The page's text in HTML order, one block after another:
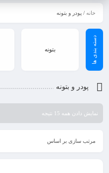
خانه / پودر و بتونه
بتونه
پودر و بتونه
نمایش دادن همه 15 نتیجه
مرتب سازی بر اساس